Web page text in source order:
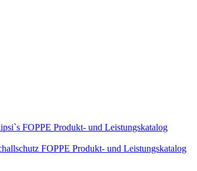
FOPPE Produkt- und Leistungskatalog
FOPPE Produkt- und Leistungskatalog